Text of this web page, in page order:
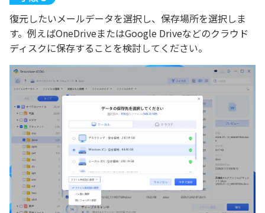
復元したいメールデータを選択し、保存場所を選択しま
す。例えばOneDriveまたはGoogle Driveなどのクラウド
ディスクに保存することを検討してください。